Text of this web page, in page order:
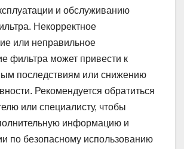
и обслуживанию
Некорректное
или неправильное
фильтра может привести к
последствиям или снижению
Рекомендуется обратиться
или специалисту, чтобы
информацию и
по безопасному использованию